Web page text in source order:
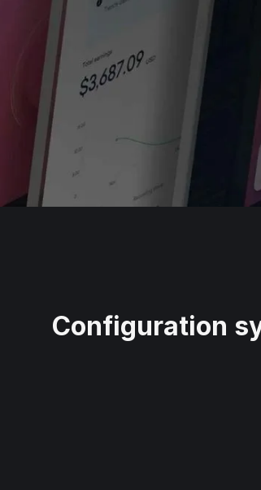
Configuration